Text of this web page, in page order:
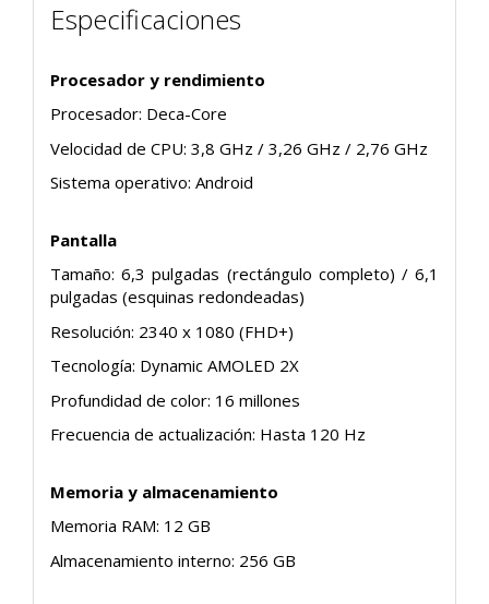
Especificaciones
Procesador y rendimiento
Procesador: Deca-Core
Velocidad de CPU: 3,8 GHz / 3,26 GHz / 2,76 GHz
Sistema operativo: Android
Pantalla
Tamaño: 6,3 pulgadas (rectángulo completo) / 6,1
pulgadas (esquinas redondeadas)
Resolución: 2340 x 1080 (FHD+)
Tecnología: Dynamic AMOLED 2X
Profundidad de color: 16 millones
Frecuencia de actualización: Hasta 120 Hz
Memoria y almacenamiento
Memoria RAM: 12 GB
Almacenamiento interno: 256 GB